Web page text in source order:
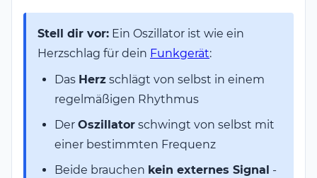
Stell dir vor: Ein Oszillator ist wie ein
Herzschlag für dein Funkgerät:
Das Herz schlägt von selbst in einem
regelmäßigen Rhythmus
Der Oszillator schwingt von selbst mit
einer bestimmten Frequenz
Beide brauchen kein externes Signal -